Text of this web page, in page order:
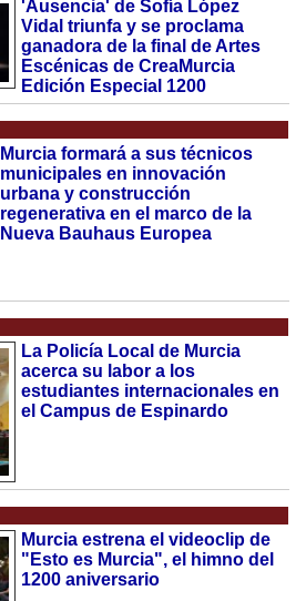
'Ausencia' de Sofía López
Vidal triunfa y se proclama
ganadora de la final de Artes
Escénicas de CreaMurcia
Edición Especial 1200
Murcia formará a sus técnicos
municipales en innovación
urbana y construcción
regenerativa en el marco de la
Nueva Bauhaus Europea
La Policía Local de Murcia
acerca su labor a los
estudiantes internacionales en
el Campus de Espinardo
Murcia estrena el videoclip de
"Esto es Murcia", el himno del
1200 aniversario